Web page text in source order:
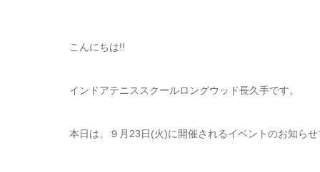
こんにちは!!
インドアテニススクールロングウッド長久手です。
本日は、９月23日(火)に開催されるイベントのお知ら